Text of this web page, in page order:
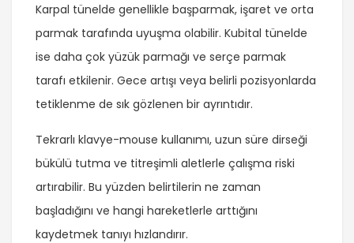
Karpal tünelde genellikle başparmak, işaret ve orta
parmak tarafında uyuşma olabilir. Kubital tünelde
ise daha çok yüzük parmağı ve serçe parmak
tarafı etkilenir. Gece artışı veya belirli pozisyonlarda
tetiklenme de sık gözlenen bir ayrıntıdır.
Tekrarlı klavye-mouse kullanımı, uzun süre dirseği
bükülü tutma ve titreşimli aletlerle çalışma riski
artırabilir. Bu yüzden belirtilerin ne zaman
başladığını ve hangi hareketlerle arttığını
kaydetmek tanıyı hızlandırır.